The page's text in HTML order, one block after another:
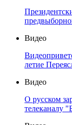
Видео
летие
Видео
О русском
телеканалу